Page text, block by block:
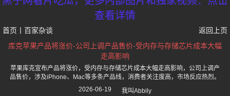
查看详情
首页 百家杂谈
返回上页
库克苹果产品将涨价-公司上调产品售价-受内存与存储芯片成本大幅
走高影响
苹果库克宣布产品将涨价，受内存与存储芯片成本大幅走高影响，公司上调产
品售价，涉及iPhone、Mac等多条产品线，消费者关注度高，市场反应热烈。
2026-06-19
我叫Abbily